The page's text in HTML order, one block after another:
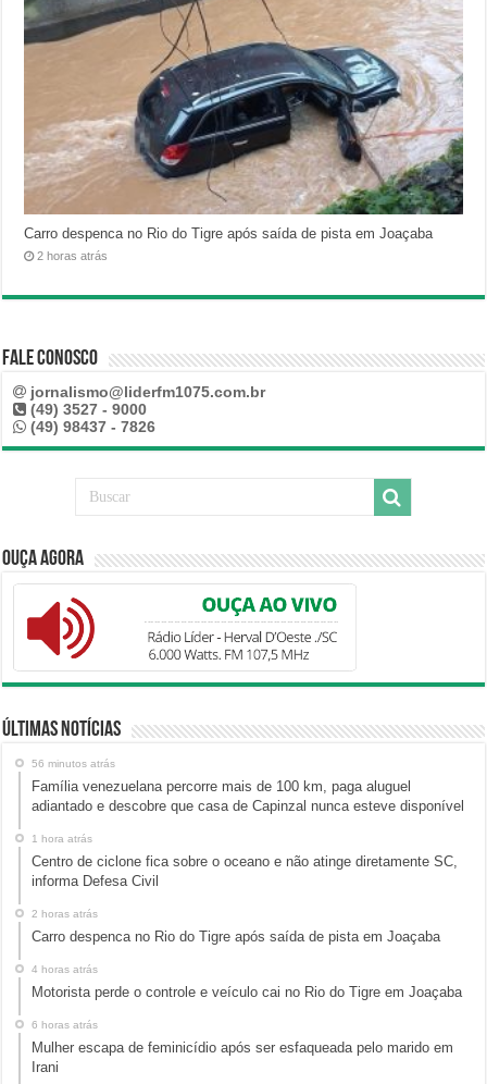
Carro despenca no Rio do Tigre após saída de pista em Joaçaba
2 horas atrás
Fale Conosco
jornalismo@liderfm1075.com.br
(49) 3527 - 9000
(49) 98437 - 7826
Ouça Agora
Últimas Notícias
56 minutos atrás
Família venezuelana percorre mais de 100 km, paga aluguel
adiantado e descobre que casa de Capinzal nunca esteve disponível
1 hora atrás
Centro de ciclone fica sobre o oceano e não atinge diretamente SC,
informa Defesa Civil
2 horas atrás
Carro despenca no Rio do Tigre após saída de pista em Joaçaba
4 horas atrás
Motorista perde o controle e veículo cai no Rio do Tigre em Joaçaba
6 horas atrás
Mulher escapa de feminicídio após ser esfaqueada pelo marido em
Irani